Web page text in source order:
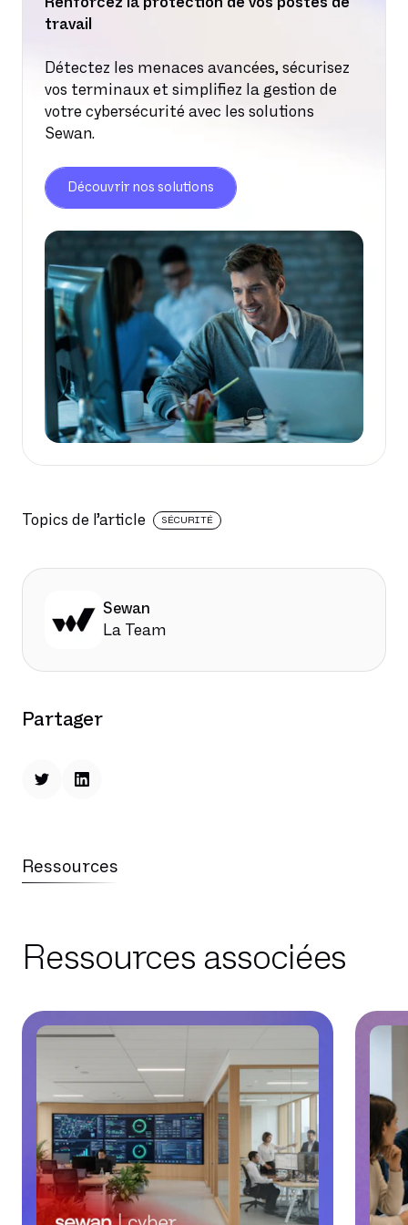
d’outils d’investigation pour analyser les
incidents.
la résilience, sensibilisation contre le
de la combinaison cohérente de ces
briques.
travail
Détectez les menaces avancées, sécurisez
vos terminaux et simplifiez la gestion de
votre cybersécurité avec les solutions
Sewan.
Découvrir nos solutions
Topics de l’article SÉCURITÉ
Sewan
La Team
Partager
Ressources
Ressources associées